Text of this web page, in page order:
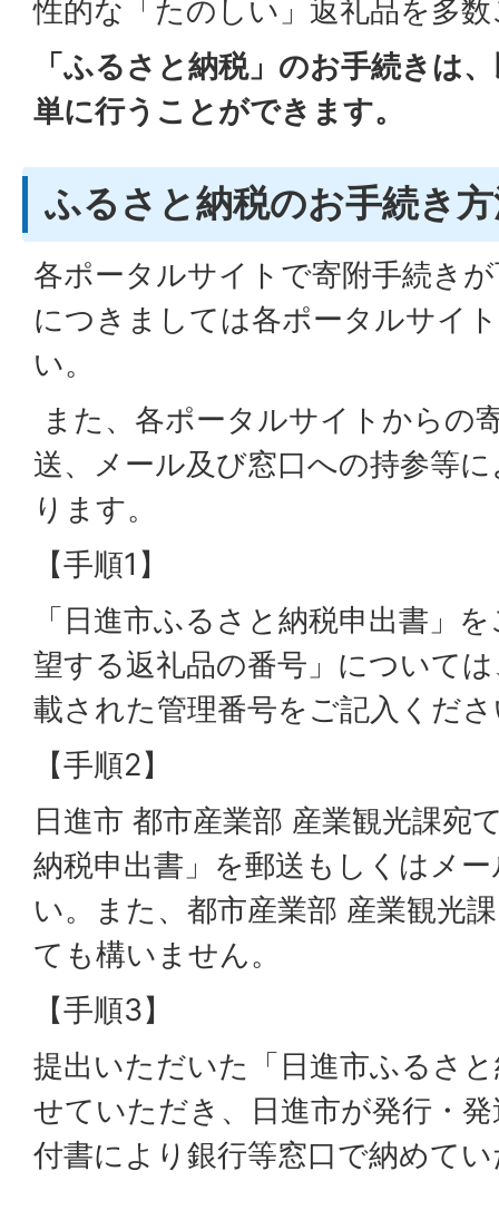
性的な「たのしい」返礼品を多
「ふるさと納税」のお手続きは
単に行うことができます。
ふるさと納税のお手続き
各ポータルサイトで寄附手続き
につきましては各ポータルサイ
い。
また、各ポータルサイトからの
送、メール及び窓口への持参等
ります。
【手順1】
「日進市ふるさと納税申出書」
望する返礼品の番号」について
載された管理番号をご記入くだ
【手順2】
日進市 都市産業部 産業観光課宛
納税申出書」を郵送もしくはメ
い。また、都市産業部 産業観光
ても構いません。
【手順3】
提出いただいた「日進市ふるさ
せていただき、日進市が発行・
付書により銀行等窓口で納めて